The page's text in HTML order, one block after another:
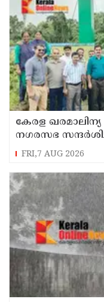
കേരള
നഗരസഭ
FRI,7 AUG 2026